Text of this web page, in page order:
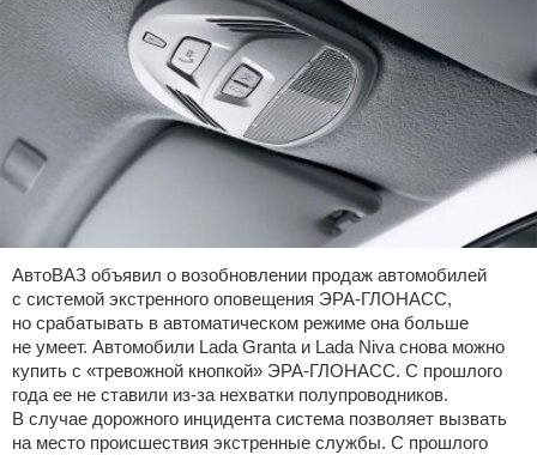
АвтоВАЗ объявил о возобновлении продаж автомобилей
с системой экстренного оповещения ЭРА-ГЛОНАСС,
но срабатывать в автоматическом режиме она больше
не умеет. Автомобили Lada Granta и Lada Niva снова можно
купить с «тревожной кнопкой» ЭРА-ГЛОНАСС. С прошлого
года ее не ставили из-за нехватки полупроводников.
В случае дорожного инцидента система позволяет вызвать
на место происшествия экстренные службы. С прошлого